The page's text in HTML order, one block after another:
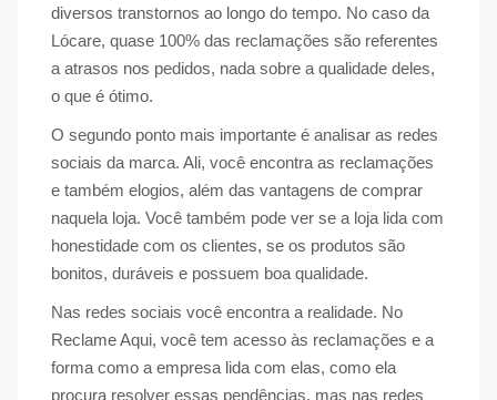
diversos transtornos ao longo do tempo. No caso da
Lócare, quase 100% das reclamações são referentes
a atrasos nos pedidos, nada sobre a qualidade deles,
o que é ótimo.
O segundo ponto mais importante é analisar as redes
sociais da marca. Ali, você encontra as reclamações
e também elogios, além das vantagens de comprar
naquela loja. Você também pode ver se a loja lida com
honestidade com os clientes, se os produtos são
bonitos, duráveis e possuem boa qualidade.
Nas redes sociais você encontra a realidade. No
Reclame Aqui, você tem acesso às reclamações e a
forma como a empresa lida com elas, como ela
procura resolver essas pendências, mas nas redes